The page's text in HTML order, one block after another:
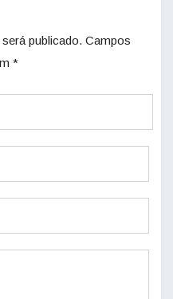
publicado. Campos
*